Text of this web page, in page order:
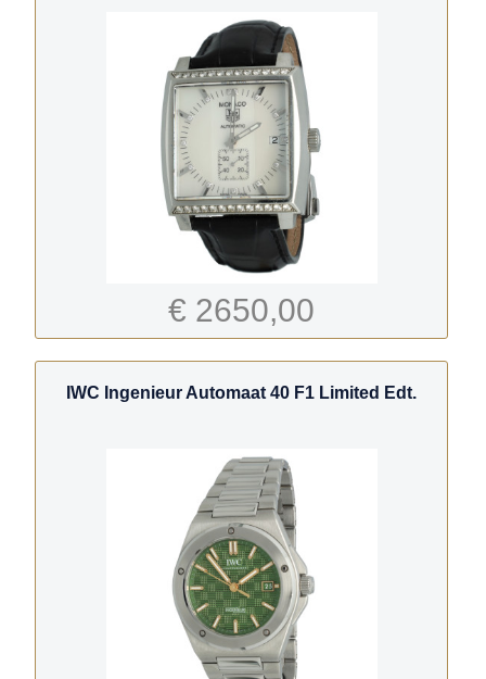
€ 2650,00
IWC Ingenieur Automaat 40 F1 Limited Edt.